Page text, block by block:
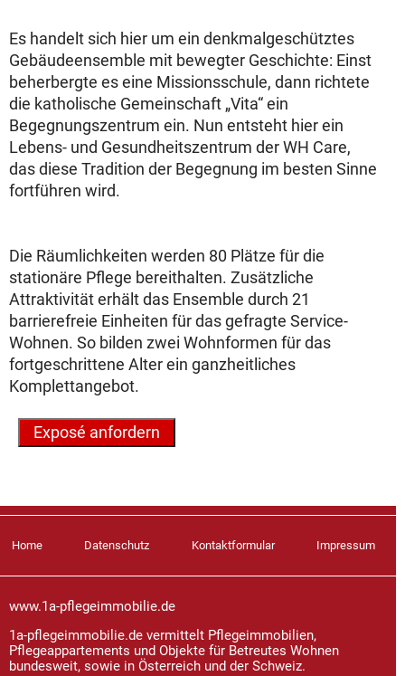
Es handelt sich hier um ein denkmalgeschütztes
Gebäudeensemble mit bewegter ­Geschichte: Einst
beherbergte es eine Missionsschule, dann richtete
die katholische Gemeinschaft „Vita“ ein
Begegnungszentrum ein. Nun entsteht hier ein
Lebens- und Gesundheitszen­trum der WH Care,
das diese Tradition der Begegnung im besten Sinne
fortführen wird.
Die Räumlichkeiten werden 80 Plätze für die
stationäre Pflege bereithalten. Zusätzliche
Attraktivität erhält das Ensemble durch 21
barrierefreie Einheiten für das gefragte Service-
Wohnen. So bilden zwei Wohnformen für das
fortgeschrittene Alter ein ganzheit­liches
Komplettangebot.
Home Datenschutz Kontaktformular Impressum
www.1a-pflegeimmobilie.de
1a-pflegeimmobilie.de vermittelt Pflegeimmobilien,
Pflegeappartements und Objekte für Betreutes Wohnen
bundesweit, sowie in Österreich und der Schweiz.